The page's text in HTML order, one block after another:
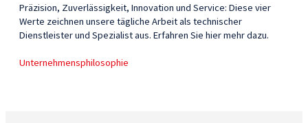
Präzision, Zuverlässigkeit, Innovation und Service: Diese vier
Werte zeichnen unsere tägliche Arbeit als technischer
Dienstleister und Spezialist aus. Erfahren Sie hier mehr dazu.
Unternehmensphilosophie